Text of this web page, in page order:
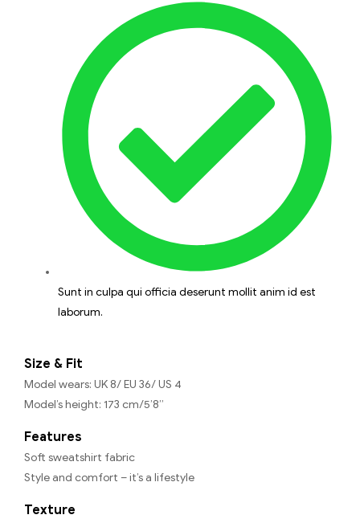
Sunt in culpa qui officia deserunt mollit anim id est
laborum.
Size & Fit
Model wears: UK 8/ EU 36/ US 4
Model’s height: 173 cm/5’8”
Features
Soft sweatshirt fabric
Style and comfort – it’s a lifestyle
Texture